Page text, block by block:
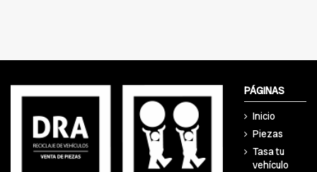
PÁGINAS
Inicio
Piezas
Tasa tu
vehículo